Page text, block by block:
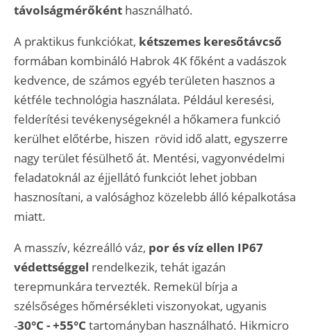
távolságmérőként használható.
A praktikus funkciókat, kétszemes keresőtávcső
formában kombináló Habrok 4K főként a vadászok
kedvence, de számos egyéb területen hasznos a
kétféle technológia használata. Például keresési,
felderítési tevékenységeknél a hőkamera funkció
kerülhet előtérbe, hiszen rövid idő alatt, egyszerre
nagy terület fésülhető át. Mentési, vagyonvédelmi
feladatoknál az éjjellátó funkciót lehet jobban
hasznosítani, a valósághoz közelebb álló képalkotása
miatt.
A masszív, kézreálló váz, por és víz ellen IP67
védettséggel rendelkezik, tehát igazán
terepmunkára tervezték. Remekül bírja a
szélsőséges hőmérsékleti viszonyokat, ugyanis
-30°C - +55°C tartományban használható. Hikmicro